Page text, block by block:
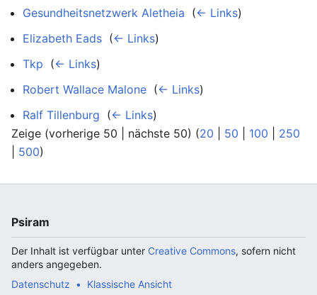
Gesundheitsnetzwerk Aletheia (← Links)
Elizabeth Eads (← Links)
Tkp (← Links)
Robert Wallace Malone (← Links)
Ralf Tillenburg (← Links)
Zeige (vorherige 50 | nächste 50) (20 50 100
250
500)
Psiram
Der Inhalt ist verfügbar unter Creative Commons, sofern nicht
anders angegeben.
Datenschutz
Klassische Ansicht